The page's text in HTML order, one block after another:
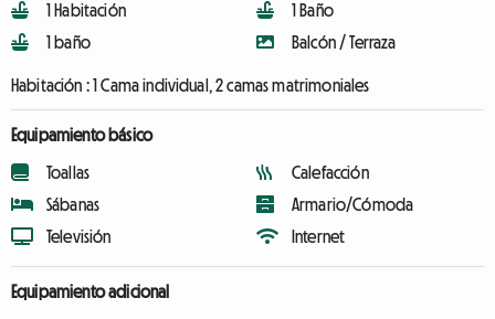
1 Habitación
1 baño
1 Baño
Balcón / Terraza
Habitación :1 Cama individual, 2 camas matrimoniales
Equipamiento básico
Toallas
Sábanas
Televisión
Calefacción
Armario/Cómoda
Internet
Equipamiento adicional